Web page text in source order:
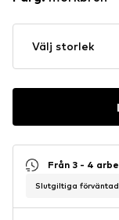
Välj storlek
Från 3 - 4
Slutgiltiga